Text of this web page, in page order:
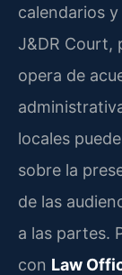
calendarios
J&DR Court,
opera de
locales
sobre la
de las
a las partes.
con Law